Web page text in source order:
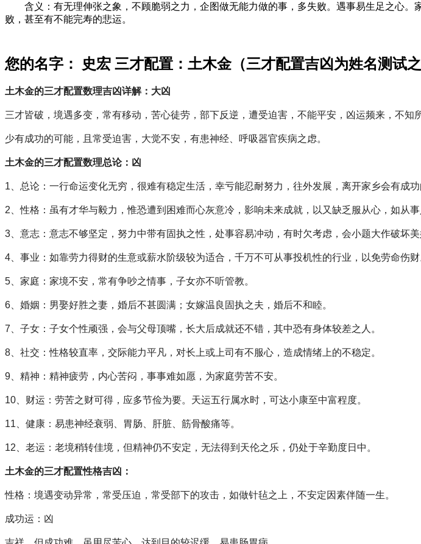
含义：有无理伸张之象，不顾脆弱之力，企图做无能力做的事，多失败。遇事易生足之心。
败，甚至有不能完寿的悲运。
您的名字： 史宏 三才配置：土木金（三才配置吉凶为姓名测试
土木金的三才配置数理吉凶详解：大凶
三才皆破，境遇多变，常有移动，苦心徒劳，部下反逆，遭受迫害，不能平安，凶运频来，不知
少有成功的可能，且常受迫害，大觉不安，有患神经、呼吸器官疾病之虑。
土木金的三才配置数理总论：凶
1、总论：一行命运变化无穷，很难有稳定生活，幸亏能忍耐努力，往外发展，离开家乡会有成
2、性格：虽有才华与毅力，惟恐遭到困难而心灰意冷，影响未来成就，以又缺乏服从心，如从
3、意志：意志不够坚定，努力中带有固执之性，处事容易冲动，有时欠考虑，会小题大作破坏美
4、事业：如靠劳力得财的生意或薪水阶级较为适合，千万不可从事投机性的行业，以免劳命伤财
5、家庭：家境不安，常有争吵之情事，子女亦不听管教。
6、婚姻：男娶好胜之妻，婚后不甚圆满；女嫁温良固执之夫，婚后不和睦。
7、子女：子女个性顽强，会与父母顶嘴，长大后成就还不错，其中恐有身体较差之人。
8、社交：性格较直率，交际能力平凡，对长上或上司有不服心，造成情绪上的不稳定。
9、精神：精神疲劳，内心苦闷，事事难如愿，为家庭劳苦不安。
10、财运：劳苦之财可得，应多节俭为要。天运五行属水时，可达小康至中富程度。
11、健康：易患神经衰弱、胃肠、肝脏、筋骨酸痛等。
12、老运：老境稍转佳境，但精神仍不安定，无法得到天伦之乐，仍处于辛勤度日中。
土木金的三才配置性格吉凶：
性格：境遇变动异常，常受压迫，常受部下的攻击，如做针毡之上，不安定因素伴随一生。
成功运：凶